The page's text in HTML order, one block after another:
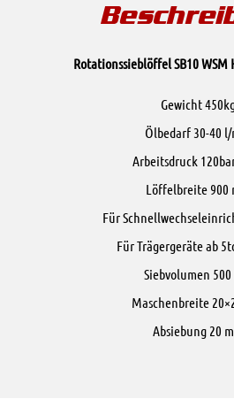
Rotationssieblöffel SB10 WSM
Gewicht
Ölbedarf 30-40
Arbeitsdruck
Löffelbreite 900
Für
Für Trägergeräte ab
Siebvolumen
Maschenbreite
Absiebung 20